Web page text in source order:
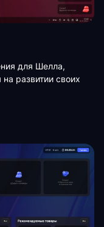
для Шелла,
развитии своих